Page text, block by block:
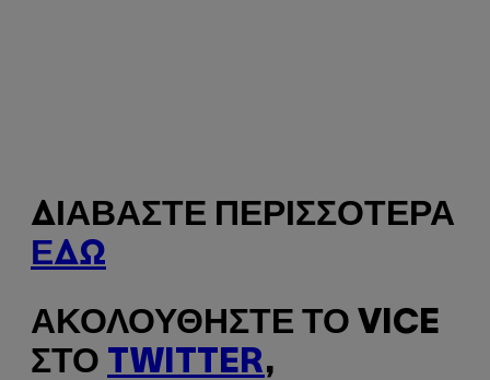
ΔΙΑΒΆΣΤΕ ΠΕΡΙΣΣΌΤΕΡΑ
ΕΔΏ
ΑΚΟΛΟΥΘΉΣΤΕ ΤΟ VICE
ΣΤΟ TWITTER,